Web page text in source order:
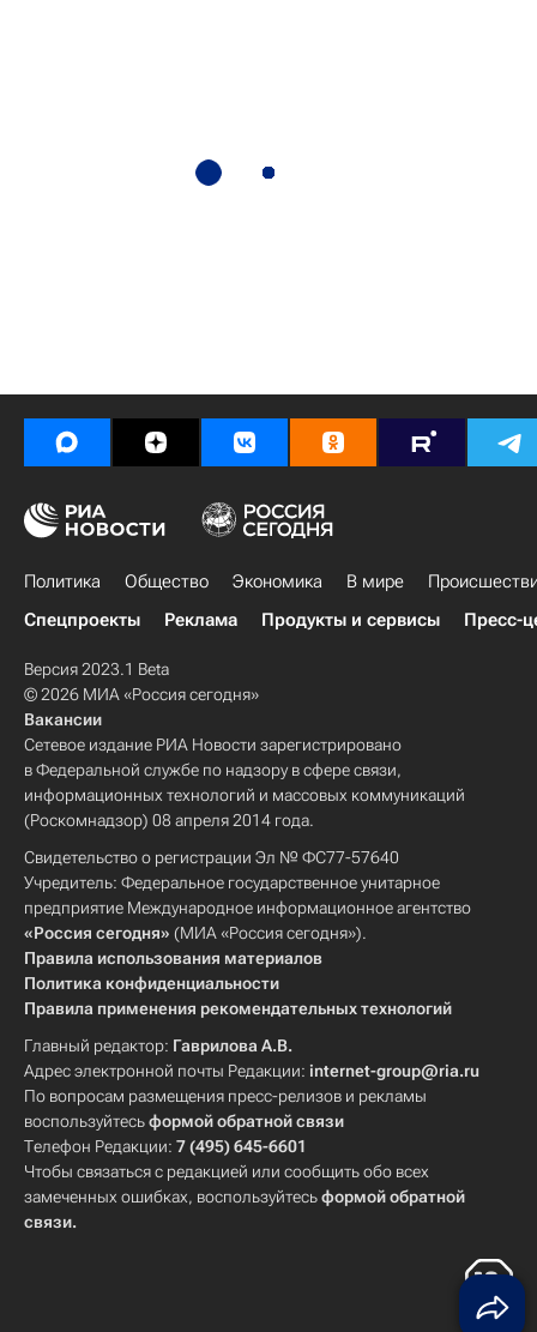
Политика Общество Экономика В мире
Спецпроекты
Реклама Продукты и сервисы Пресс-
Версия 2023.1 Beta
© 2026 МИА «Россия сегодня»
Вакансии
Сетевое издание РИА Новости зарегистрировано
в Федеральной службе по надзору в сфере связи,
информационных технологий и массовых коммуникаций
(Роскомнадзор) 08 апреля 2014 года.
Свидетельство о регистрации Эл № ФС77-57640
Учредитель: Федеральное государственное унитарное
предприятие Международное информационное агентство
«Россия сегодня» (МИА «Россия сегодня»).
Правила использования материалов
Политика конфиденциальности
Правила применения рекомендательных технологий
Главный редактор: Гаврилова А.В.
Адрес электронной почты Редакции: internet-group@ria.ru
По вопросам размещения пресс-релизов и рекламы
воспользуйтесьформой обратной связи
Телефон Редакции: 7 (495) 645-6601
Чтобы связаться с редакцией или сообщить обо всех
замеченных ошибках, воспользуйтесьформой обратной
связи.